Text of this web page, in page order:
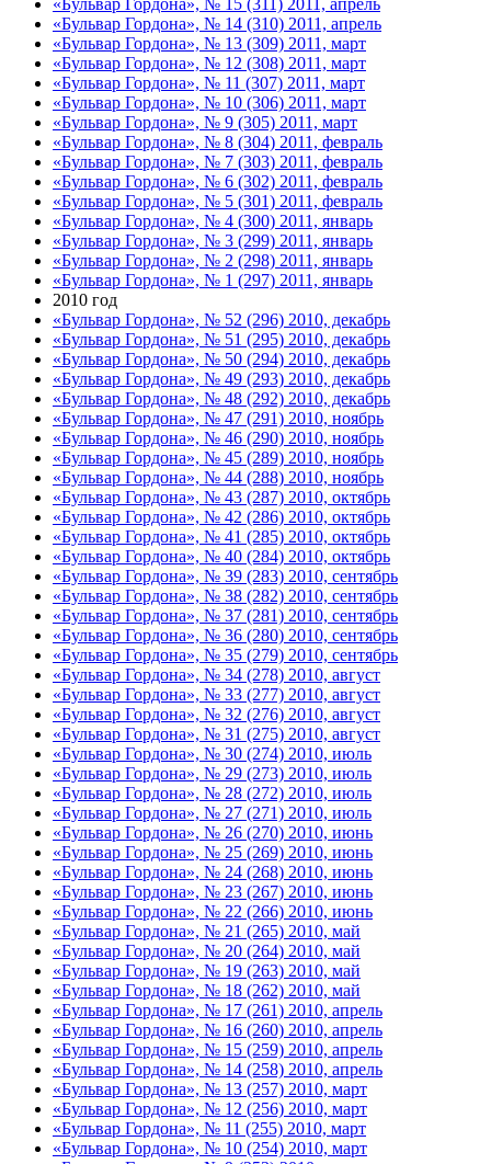
«Бульвар Гордона», № 14 (310) 2011, апрель
«Бульвар Гордона», № 13 (309) 2011, март
«Бульвар Гордона», № 12 (308) 2011, март
«Бульвар Гордона», № 11 (307) 2011, март
«Бульвар Гордона», № 10 (306) 2011, март
«Бульвар Гордона», № 9 (305) 2011, март
«Бульвар Гордона», № 8 (304) 2011, февраль
«Бульвар Гордона», № 7 (303) 2011, февраль
«Бульвар Гордона», № 6 (302) 2011, февраль
«Бульвар Гордона», № 5 (301) 2011, февраль
«Бульвар Гордона», № 4 (300) 2011, январь
«Бульвар Гордона», № 3 (299) 2011, январь
«Бульвар Гордона», № 2 (298) 2011, январь
«Бульвар Гордона», № 1 (297) 2011, январь
2010 год
«Бульвар Гордона», № 52 (296) 2010, декабрь
«Бульвар Гордона», № 51 (295) 2010, декабрь
«Бульвар Гордона», № 50 (294) 2010, декабрь
«Бульвар Гордона», № 49 (293) 2010, декабрь
«Бульвар Гордона», № 48 (292) 2010, декабрь
«Бульвар Гордона», № 47 (291) 2010, ноябрь
«Бульвар Гордона», № 46 (290) 2010, ноябрь
«Бульвар Гордона», № 45 (289) 2010, ноябрь
«Бульвар Гордона», № 44 (288) 2010, ноябрь
«Бульвар Гордона», № 43 (287) 2010, октябрь
«Бульвар Гордона», № 42 (286) 2010, октябрь
«Бульвар Гордона», № 41 (285) 2010, октябрь
«Бульвар Гордона», № 40 (284) 2010, октябрь
«Бульвар Гордона», № 39 (283) 2010, сентябрь
«Бульвар Гордона», № 38 (282) 2010, сентябрь
«Бульвар Гордона», № 37 (281) 2010, сентябрь
«Бульвар Гордона», № 36 (280) 2010, сентябрь
«Бульвар Гордона», № 35 (279) 2010, сентябрь
«Бульвар Гордона», № 34 (278) 2010, август
«Бульвар Гордона», № 33 (277) 2010, август
«Бульвар Гордона», № 32 (276) 2010, август
«Бульвар Гордона», № 31 (275) 2010, август
«Бульвар Гордона», № 30 (274) 2010, июль
«Бульвар Гордона», № 29 (273) 2010, июль
«Бульвар Гордона», № 28 (272) 2010, июль
«Бульвар Гордона», № 27 (271) 2010, июль
«Бульвар Гордона», № 26 (270) 2010, июнь
«Бульвар Гордона», № 25 (269) 2010, июнь
«Бульвар Гордона», № 24 (268) 2010, июнь
«Бульвар Гордона», № 23 (267) 2010, июнь
«Бульвар Гордона», № 22 (266) 2010, июнь
«Бульвар Гордона», № 21 (265) 2010, май
«Бульвар Гордона», № 20 (264) 2010, май
«Бульвар Гордона», № 19 (263) 2010, май
«Бульвар Гордона», № 18 (262) 2010, май
«Бульвар Гордона», № 17 (261) 2010, апрель
«Бульвар Гордона», № 16 (260) 2010, апрель
«Бульвар Гордона», № 15 (259) 2010, апрель
«Бульвар Гордона», № 14 (258) 2010, апрель
«Бульвар Гордона», № 13 (257) 2010, март
«Бульвар Гордона», № 12 (256) 2010, март
«Бульвар Гордона», № 11 (255) 2010, март
«Бульвар Гордона», № 10 (254) 2010, март